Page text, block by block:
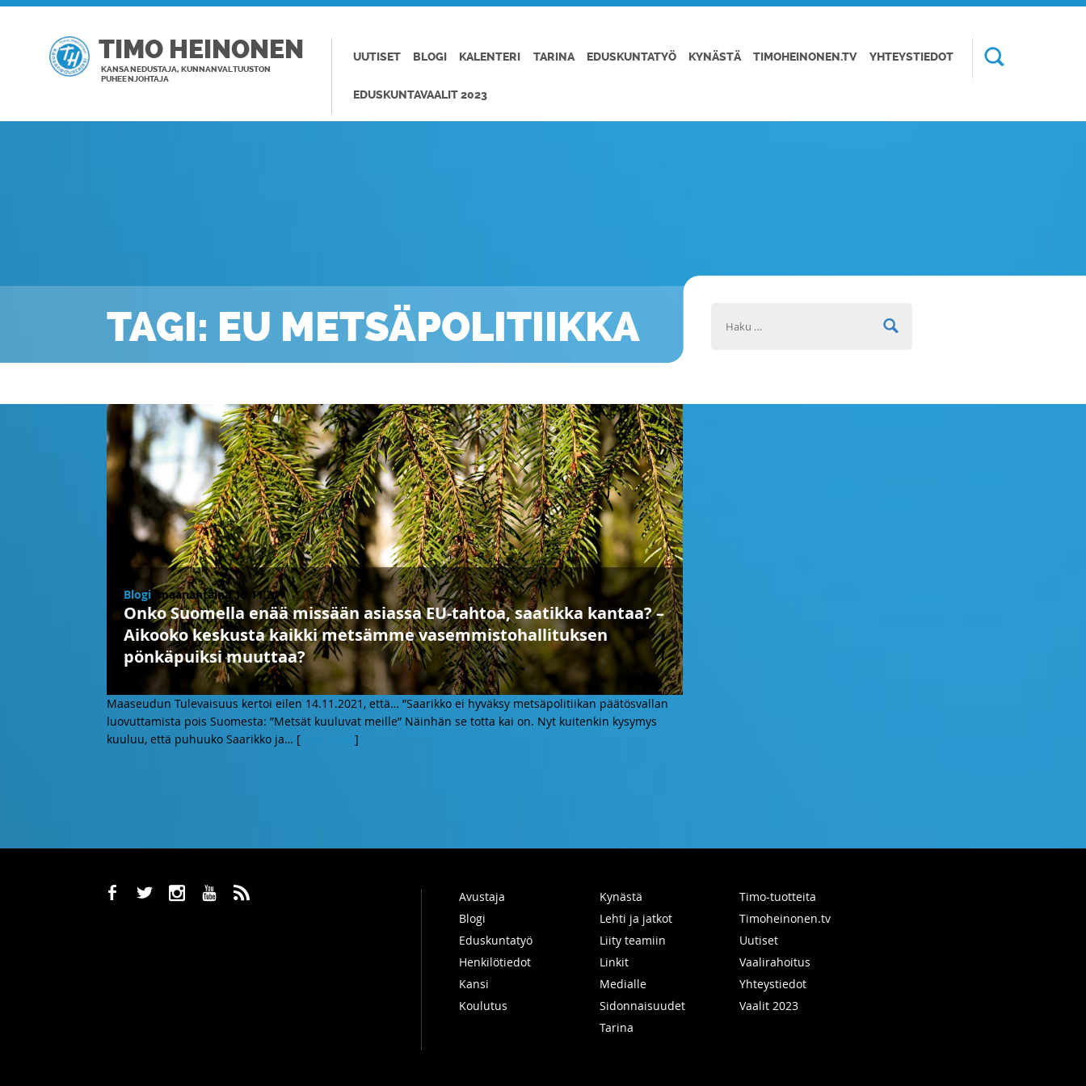
TIMO HEINONEN
KANSANEDUSTAJA, KUNNANVALTUUSTON
PUHEENJOHTAJA
UUTISET BLOGI KALENTERI TARINA EDUSKUNTATYÖ KYNÄSTÄ TIMOHEINONEN.TV YHTEYSTIEDOT
EDUSKUNTAVAALIT 2023
TAGI: EU METSÄPOLITIIKKA
Blogi, maanantaina 15.11.21
Onko Suomella enää missään asiassa EU-tahtoa, saatikka kantaa? –
Aikooko keskusta kaikki metsämme vasemmistohallituksen
pönkäpuiksi muuttaa?
Maaseudun Tulevaisuus kertoi eilen 14.11.2021, että… ”Saarikko ei hyväksy metsäpolitiikan päätösvallan
luovuttamista pois Suomesta: ”Metsät kuuluvat meille” Näinhän se totta kai on. Nyt kuitenkin kysymys
kuuluu, että puhuuko Saarikko ja… [ ]
b a x r ,
Avustaja
Blogi
Eduskuntatyö
Henkilötiedot
Kansi
Koulutus
Kynästä
Lehti ja jatkot
Liity teamiin
Linkit
Medialle
Sidonnaisuudet
Tarina
Timo-tuotteita
Timoheinonen.tv
Uutiset
Vaalirahoitus
Yhteystiedot
Vaalit 2023